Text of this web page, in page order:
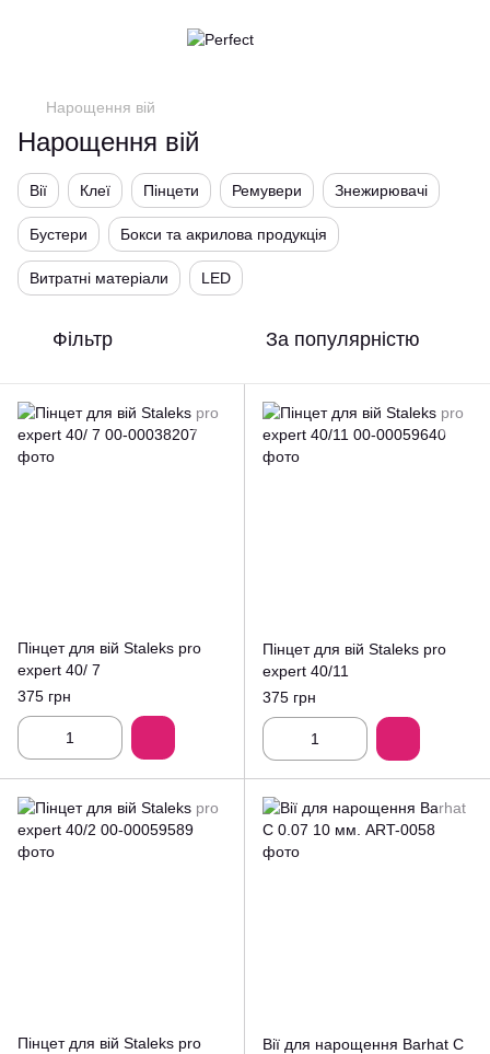
Нарощення вій
Нарощення вій
Вії Клеї Пінцети Ремувери Знежирювачі
Бустери Бокси та акрилова продукція
Витратні матеріали LED
Фільтр За популярністю
Пінцет для вій Staleks pro
expert 40/ 7
375 грн
Пінцет для вій Staleks pro
expert 40/11
375 грн
Пінцет для вій Staleks pro
Вії для нарощення Barhat C